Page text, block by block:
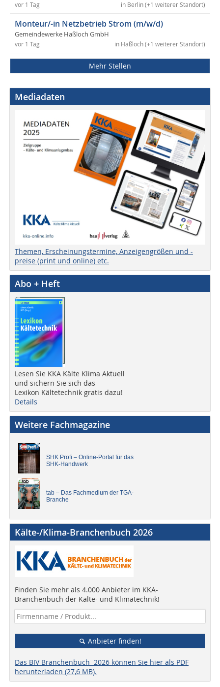
in Berlin (+1 weiterer Standort)
vor 1 Tag
Monteur/-in Netzbetrieb Strom (m/w/d)
Gemeindewerke Haßloch GmbH
in Haßloch (+1 weiterer Standort)
vor 1 Tag
Mehr Stellen
Mediadaten
Themen, Erscheinungstermine, Anzeigengrößen und -
preise (print und online) etc.
Abo + Heft
Lesen Sie KKA Kälte Klima Aktuell
und sichern Sie sich das
Lexikon Kältetechnik gratis dazu!
Details
Weitere Fachmagazine
SHK Profi – Online-Portal für das
SHK-Handwerk
tab – Das Fachmedium der TGA-
Branche
Kälte-/Klima-Branchenbuch 2026
Finden Sie mehr als 4.000 Anbieter im KKA-
Branchenbuch der Kälte- und Klimatechnik!
Anbieter finden!
Das BIV Branchenbuch 2026 können Sie hier als PDF
herunterladen (27,6 MB).